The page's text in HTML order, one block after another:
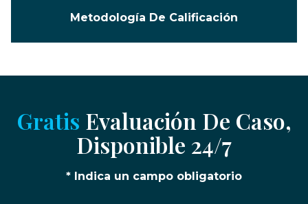
Metodología De Calificación
Gratis Evaluación De Caso,
Disponible 24/7
* Indica un campo obligatorio